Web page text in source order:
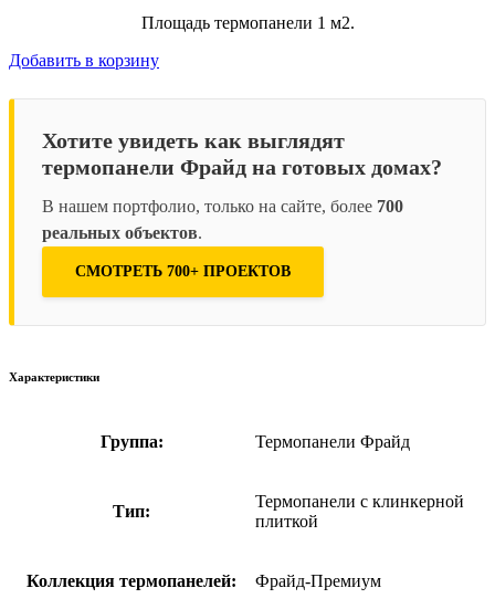
Площадь термопанели 1 м2.
Добавить в корзину
Хотите увидеть как выглядят
термопанели Фрайд на готовых домах?
В нашем портфолио, только на сайте, более 700
реальных объектов.
СМОТРЕТЬ 700+ ПРОЕКТОВ
Характеристики
Группа: Термопанели Фрайд
Тип:
Термопанели с клинкерной
плиткой
Коллекция термопанелей: Фрайд-Премиум